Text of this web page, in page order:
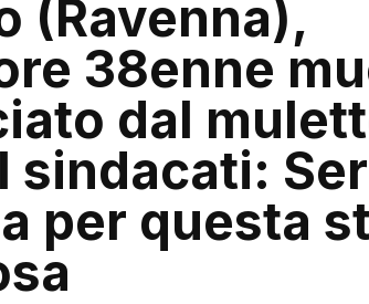
(Ravenna),
38enne
dal
sindacati:
per questa